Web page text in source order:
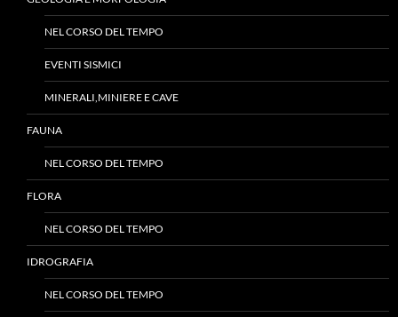
NEL CORSO DEL TEMPO
EVENTI SISMICI
MINERALI,MINIERE E CAVE
FAUNA
NEL CORSO DEL TEMPO
FLORA
NEL CORSO DEL TEMPO
IDROGRAFIA
NEL CORSO DEL TEMPO